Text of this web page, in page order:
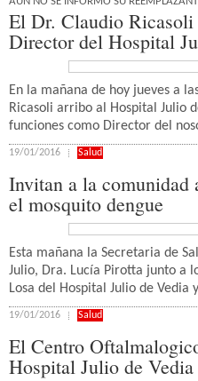
El Dr. Claudio Ricasoli
Director del Hospital
En la mañana de hoy jueves a
Ricasoli arribo al Hospital Julio
funciones como Director del
19/01/2016 Salud
Invitan a la comunidad
el mosquito dengue
Esta mañana la Secretaria de
Julio, Dra. Lucía Pirotta junto a
Losa del Hospital Julio de Vedia
19/01/2016 Salud
El Centro
Hospital Julio de Vedia